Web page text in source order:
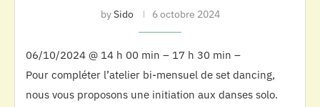
bySido 6 octobre 2024
06/10/2024 @ 14 h 00 min – 17 h 30 min –
Pour compléter l’atelier bi-mensuel de set dancing,
nous vous proposons une initiation aux danses solo.